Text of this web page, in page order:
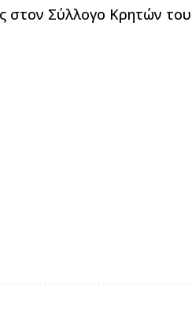
στον Σύλλογο Κρητών